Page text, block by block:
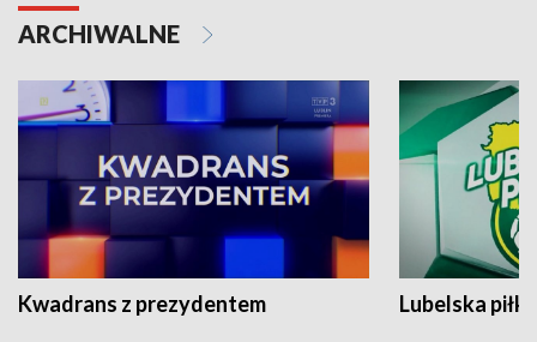
ARCHIWALNE
Kwadrans z prezydentem Lubelska piłka